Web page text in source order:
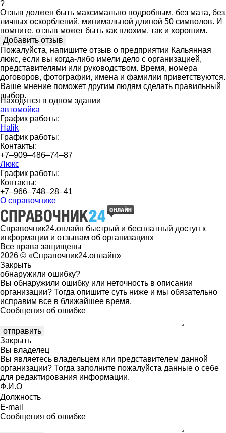
?
Отзыв должен быть максимально подробным, без мата, без
личных оскорблений, минимальной длиной 50 символов. И
помните, отзыв может быть как плохим, так и хорошим.
Пожалуйста, напишите отзыв о предприятии Кальянная
люкс, если вы когда-либо имели дело с организацией,
представителями или руководством. Время, номера
договоров, фотографии, имена и фамилии приветствуются.
Ваше мнение поможет другим людям сделать правильный
выбор.
Находятся в одном здании
автомойка
График работы:
Halik
График работы:
Контакты:
+7‒909‒486‒74‒87
Люкс
График работы:
Контакты:
+7‒966‒748‒28‒41
О справочнике
Справочник24.онлайн быстрый и бесплатный доступ к
информации и отзывам об организациях
Все права защищены
2026 © «Справочник24.онлайн»
Закрыть
обнаружили ошибку?
Вы обнаружили ошибку или неточность в описании
организации? Тогда опишите суть ниже и мы обязательно
исправим все в ближайшее время.
Сообщения об ошибке
Закрыть
Вы владелец
Вы являетесь владельцем или представителем данной
организации? Тогда заполните пожалуйста данные о себе
для редактирования информации.
Ф.И.О
Должность
E-mail
Сообщения об ошибке